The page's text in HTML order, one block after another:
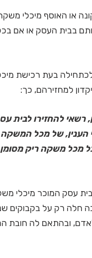
או האוסף מיכלי
בבית העסק או אם
למחזירהם, כך:
רשאי להחזירו לבית
הענין, של מכל
מכל משקה ריק
עסק המוכר מיכלי
זה החובה חלה רק על
ובהתאם לה חובת